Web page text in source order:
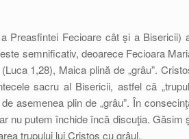
Preasfintei Fecioare cât şi a Bisericii)
semnificativ, deoarece Fecioara
1,28), Maica plină de „grâu”.
sacru al Bisericii, astfel că
asemenea plin de „grâu”. În
nu putem închide încă discuţia. Găsim
trupului lui Cristos cu grâul.